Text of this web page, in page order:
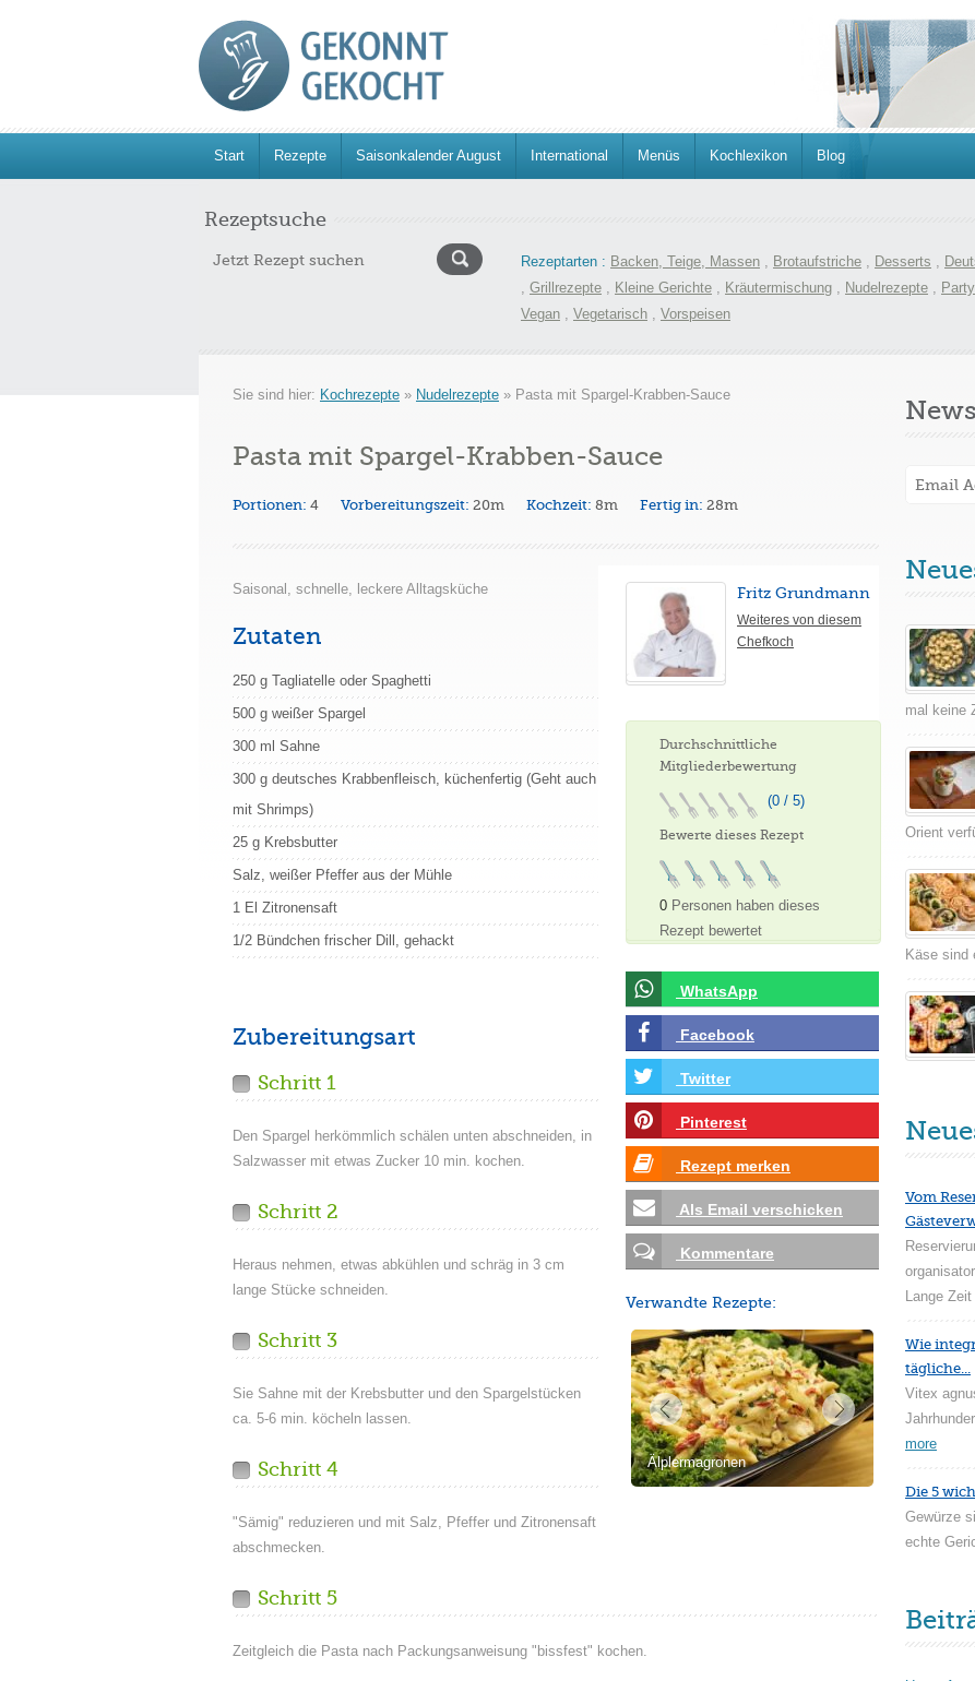
Start Rezepte Saisonkalender August International Menüs Kochlexikon Blog
Rezeptsuche
Rezeptarten : Backen, Teige, Massen , Brotaufstriche , Desserts ,
, Grillrezepte , Kleine Gerichte , Kräutermischung , Nudelrezepte ,
Vegan , Vegetarisch , Vorspeisen
Sie sind hier: Kochrezepte » Nudelrezepte » Pasta mit Spargel-Krabben-Sauce
Pasta mit Spargel-Krabben-Sauce
Portionen: 4 Vorbereitungszeit: 20m Kochzeit: 8m Fertig in: 28m
Fritz Grundmann
Weiteres von diesem
Chefkoch
Durchschnittliche
Mitgliederbewertung
(0 / 5)
Bewerte dieses Rezept
0 Personen haben dieses
Rezept bewertet
WhatsApp
Facebook
Twitter
Pinterest
Rezept merken
Als Email verschicken
Kommentare
Verwandte Rezepte:
Älplermagronen
Saisonal, schnelle, leckere Alltagsküche
Zutaten
250 g Tagliatelle oder Spaghetti
500 g weißer Spargel
300 ml Sahne
300 g deutsches Krabbenfleisch, küchenfertig (Geht auch
mit Shrimps)
25 g Krebsbutter
Salz, weißer Pfeffer aus der Mühle
1 El Zitronensaft
1/2 Bündchen frischer Dill, gehackt
Zubereitungsart
Schritt 1
Den Spargel herkömmlich schälen unten abschneiden, in
Salzwasser mit etwas Zucker 10 min. kochen.
Schritt 2
Heraus nehmen, etwas abkühlen und schräg in 3 cm
lange Stücke schneiden.
Schritt 3
Sie Sahne mit der Krebsbutter und den Spargelstücken
ca. 5-6 min. köcheln lassen.
Schritt 4
"Sämig" reduzieren und mit Salz, Pfeffer und Zitronensaft
abschmecken.
Schritt 5
Zeitgleich die Pasta nach Packungsanweisung "bissfest" kochen.
mal keine
Orient
Käse sind
Vom
Lange
Wie
tägliche...
Vitex
more
Die 5
Gewürze
echte